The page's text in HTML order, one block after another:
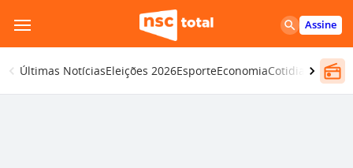
para
o
conteúdo
Assine
Últimas NotíciasEleições 2026EsporteEconomiaCotidiano